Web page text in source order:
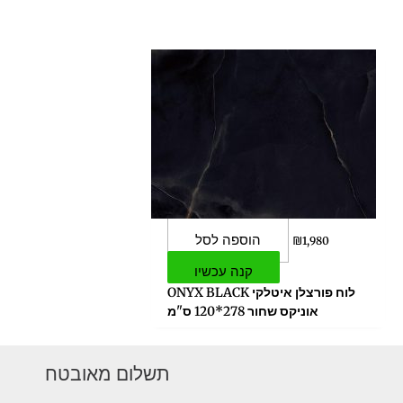
₪1,980
הוספה לסל
קנה עכשיו
לוח פורצלן איטלקי ONYX BLACK
אוניקס שחור 278*120 ס"מ
תשלום מאובטח